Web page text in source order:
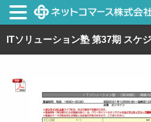
ITソリューション塾 第37期 スケ